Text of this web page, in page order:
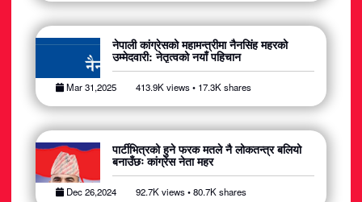
विचार / विमर्श
आर्थिक
खेलकुद
नेपाली कांग्रेसको महामन्त्रीमा नैनसिंह महरको
उम्मेदवारी: नेतृत्वको नयाँ पहिचान
Mar 31,2025 413.9K views • 17.3K shares
पार्टीभित्रको हुने फरक मतले नै लोकतन्त्र बलियो
बनाउँछः कांग्रेस नेता महर
Dec 26,2024 92.7K views • 80.7K shares